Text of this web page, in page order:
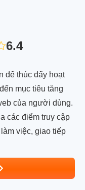
6.4
để thúc đẩy hoạt
mục tiêu tăng
của người dùng.
các điểm truy cập
việc, giao tiếp